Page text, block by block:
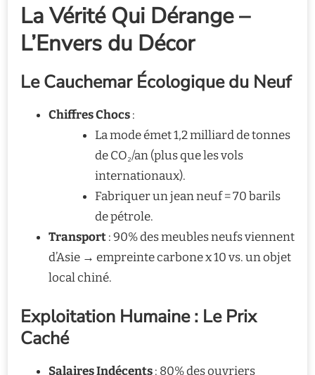
La Vérité Qui Dérange –
L’Envers du Décor
Le Cauchemar Écologique du Neuf
Chiffres Chocs:
La mode émet 1,2 milliard de tonnes
de CO₂/an (plus que les vols
internationaux).
Fabriquer un jean neuf = 70 barils
de pétrole.
Transport: 90% des meubles neufs viennent
d’Asie → empreinte carbone x 10 vs. un objet
local chiné.
Exploitation Humaine : Le Prix
Caché
Salaires Indécents: 80% des ouvriers